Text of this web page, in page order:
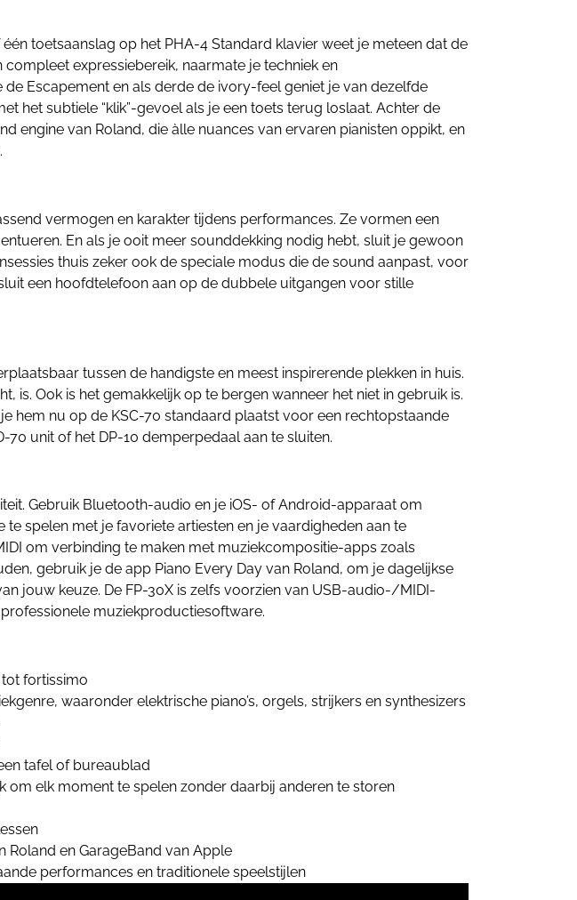
toetsaanslag op het PHA-4 Standard klavier weet je meteen dat de
expressiebereik, naarmate je techniek en
Escapement en als derde de ivory-feel geniet je van dezelfde
het subtiele “klik”-gevoel als je een toets terug loslaat. Achter de
engine van Roland, die àlle nuances van ervaren pianisten oppikt, en
vermogen en karakter tijdens performances. Ze vormen een
En als je ooit meer sounddekking nodig hebt, sluit je gewoon
thuis zeker ook de speciale modus die de sound aanpast, voor
een hoofdtelefoon aan op de dubbele uitgangen voor stille
tussen de handigste en meest inspirerende plekken in huis.
Ook is het gemakkelijk op te bergen wanneer het niet in gebruik is.
hem nu op de KSC-70 standaard plaatst voor een rechtopstaande
unit of het DP-10 demperpedaal aan te sluiten.
Gebruik Bluetooth-audio en je iOS- of Android-apparaat om
spelen met je favoriete artiesten en je vaardigheden aan te
om verbinding te maken met muziekcompositie-apps zoals
gebruik je de app Piano Every Day van Roland, om je dagelijkse
jouw keuze. De FP-30X is zelfs voorzien van USB-audio-/MIDI-
muziekproductiesoftware.
fortissimo
waaronder elektrische piano’s, orgels, strijkers en synthesizers
tafel of bureaublad
elk moment te spelen zonder daarbij anderen te storen
Roland en GarageBand van Apple
performances en traditionele speelstijlen